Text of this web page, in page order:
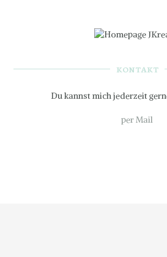
KONTAKT
Du kannst mich jederzeit
per Mail